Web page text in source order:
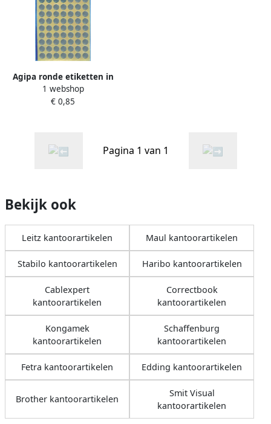
Agipa ronde etiketten in
etui diameter 8 mm zilver
308 stuks 77 per blad
1 webshop
€ 0,85
Pagina 1 van 1
Bekijk ook
Leitz kantoorartikelen Maul kantoorartikelen
Stabilo kantoorartikelen Haribo kantoorartikelen
Cablexpert
kantoorartikelen
Correctbook
kantoorartikelen
Kongamek
kantoorartikelen
Schaffenburg
kantoorartikelen
Fetra kantoorartikelen Edding kantoorartikelen
Brother kantoorartikelen
Smit Visual
kantoorartikelen